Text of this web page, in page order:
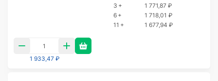
3 +
1 771,87 ₽
6 +
1 718,01 ₽
11 +
1 677,94 ₽
1 933,47 ₽